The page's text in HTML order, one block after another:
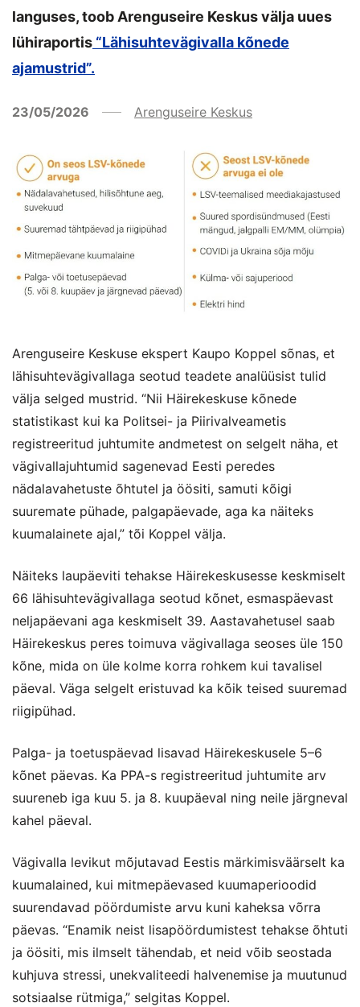
languses, toob Arenguseire Keskus välja uues
lühiraportis “Lähisuhtevägivalla kõnede
ajamustrid”.
23/05/2026 Arenguseire Keskus
Arenguseire Keskuse ekspert Kaupo Koppel sõnas, et
lähisuhtevägivallaga seotud teadete analüüsist tulid
välja selged mustrid. “Nii Häirekeskuse kõnede
statistikast kui ka Politsei- ja Piirivalveametis
registreeritud juhtumite andmetest on selgelt näha, et
vägivallajuhtumid sagenevad Eesti peredes
nädalavahetuste õhtutel ja öösiti, samuti kõigi
suuremate pühade, palgapäevade, aga ka näiteks
kuumalainete ajal,” tõi Koppel välja.
Näiteks laupäeviti tehakse Häirekeskusesse keskmiselt
66 lähisuhtevägivallaga seotud kõnet, esmaspäevast
neljapäevani aga keskmiselt 39. Aastavahetusel saab
Häirekeskus peres toimuva vägivallaga seoses üle 150
kõne, mida on üle kolme korra rohkem kui tavalisel
päeval. Väga selgelt eristuvad ka kõik teised suuremad
riigipühad.
Palga- ja toetuspäevad lisavad Häirekeskusele 5–6
kõnet päevas. Ka PPA-s registreeritud juhtumite arv
suureneb iga kuu 5. ja 8. kuupäeval ning neile järgneval
kahel päeval.
Vägivalla levikut mõjutavad Eestis märkimisväärselt ka
kuumalained, kui mitmepäevased kuumaperioodid
suurendavad pöördumiste arvu kuni kaheksa võrra
päevas. “Enamik neist lisapöördumistest tehakse õhtuti
ja öösiti, mis ilmselt tähendab, et neid võib seostada
kuhjuva stressi, unekvaliteedi halvenemise ja muutunud
sotsiaalse rütmiga,” selgitas Koppel.